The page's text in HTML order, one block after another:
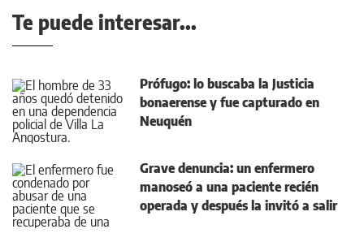
Te puede interesar...
Prófugo: lo buscaba la Justicia
bonaerense y fue capturado en
Neuquén
Grave denuncia: un enfermero
manoseó a una paciente recién
operada y después la invitó a salir